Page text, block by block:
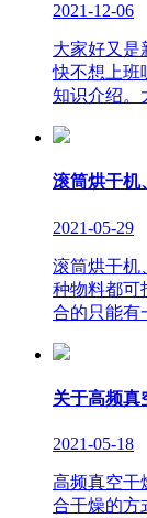
2021-12-06
大家好又是
快不想上班
知识介绍。
滚筒烘干机
2021-05-29
滚筒烘干机
种物料都可
合的只能有
关于高频真
2021-05-18
高频真空干
合干燥的方